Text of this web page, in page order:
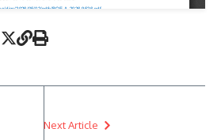
Next Article